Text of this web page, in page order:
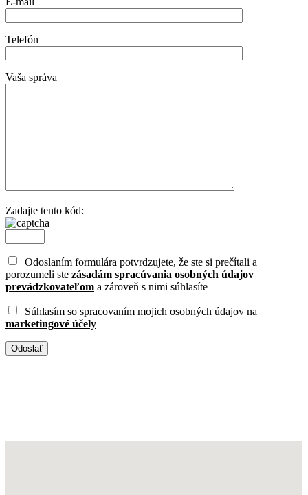
Telefón
Vaša správa
Zadajte tento kód:
Odoslaním formulára potvrdzujete, že ste si prečítali a
porozumeli ste zásadám spracúvania osobných údajov
prevádzkovateľom a zároveň s nimi súhlasíte
Súhlasím so spracovaním mojich osobných údajov na
marketingové účely